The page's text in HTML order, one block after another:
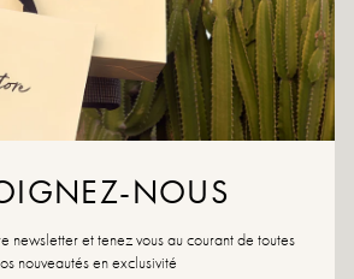
de cette saison!
à n'importe quelles tenues.
mélange parfait entre chic et confort.
synthétique
NOUS
newsletter et tenez vous au courant de toutes
nouveautés en exclusivité